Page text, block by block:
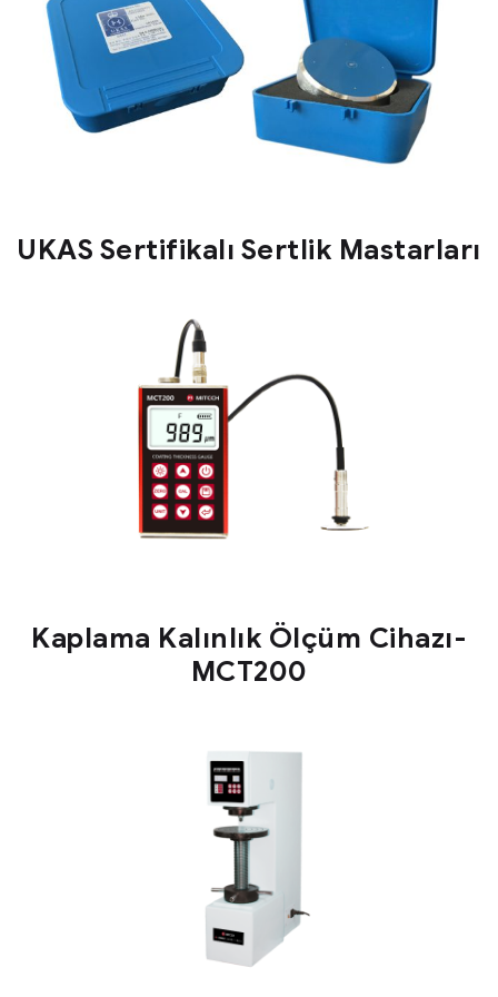
UKAS Sertifikalı Sertlik Mastarları
Kaplama Kalınlık Ölçüm Cihazı-
MCT200